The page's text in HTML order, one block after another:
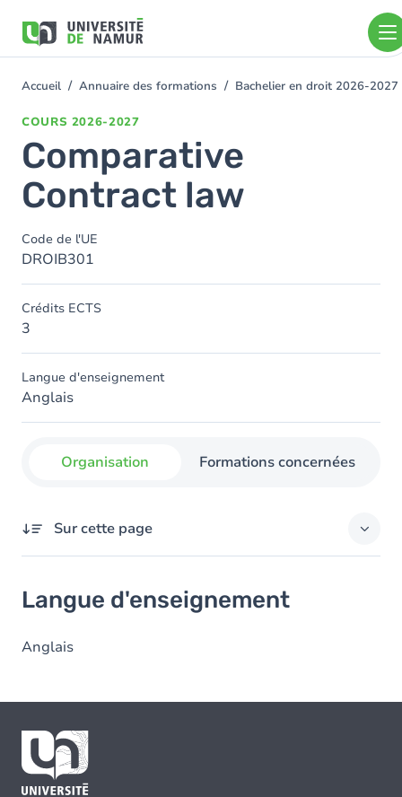
contenu
You
Accueil Annuaire des formations Bachelier en droit 2026-2027
COURS 2026-2027
Comparative
Contract law
Code de l'UE
DROIB301
Crédits ECTS
3
Langue d'enseignement
Anglais
Organisation Formations concernées
Sur cette page
Langue d'enseignement
Anglais